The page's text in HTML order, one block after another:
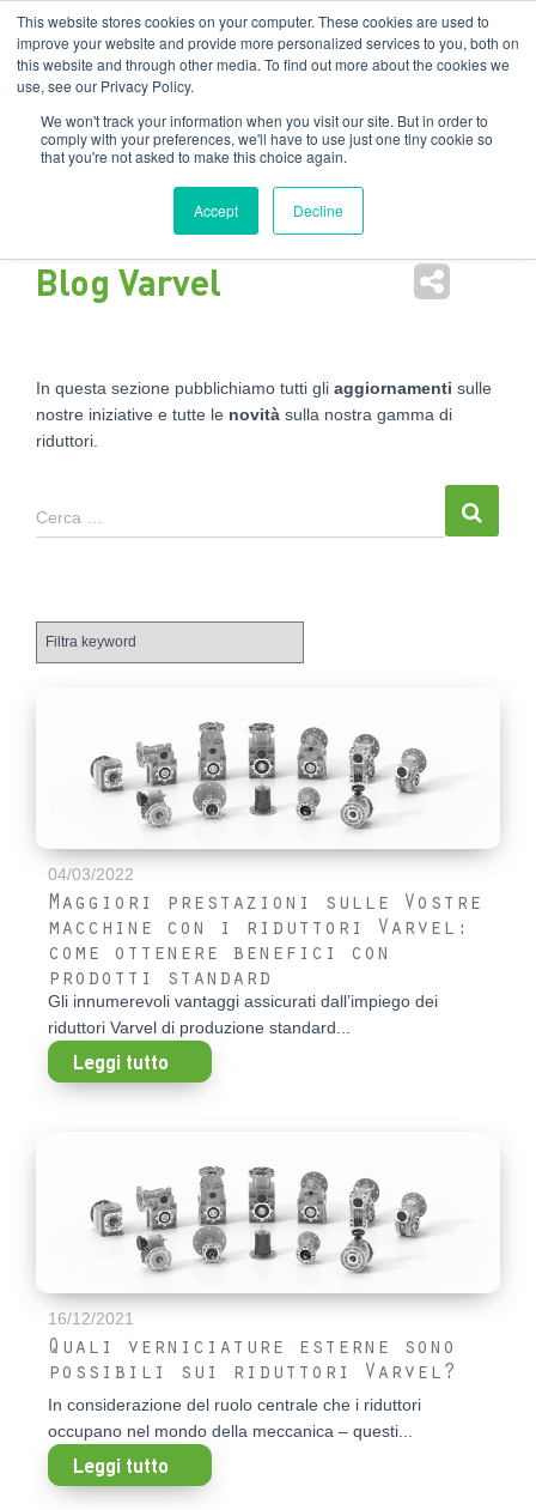
This website stores cookies on your computer. These cookies are used to
improve your website and provide more personalized services to you, both on
this website and through other media. To find out more about the cookies we
use, see our Privacy Policy.
We won't track your information when you visit our site. But in order to
comply with your preferences, we'll have to use just one tiny cookie so
that you're not asked to make this choice again.
Accept Decline
Filiali: India USA EN IT
Blog Varvel
In questa sezione pubblichiamo tutti gli aggiornamenti sulle
nostre iniziative e tutte le novità sulla nostra gamma di
riduttori.
Cerca …
04/03/2022
Maggiori prestazioni sulle Vostre
macchine con i riduttori Varvel:
come ottenere benefici con
prodotti standard
Gli innumerevoli vantaggi assicurati dall’impiego dei
riduttori Varvel di produzione standard...
Leggi tutto
16/12/2021
Quali verniciature esterne sono
possibili sui riduttori Varvel?
In considerazione del ruolo centrale che i riduttori
occupano nel mondo della meccanica – questi...
Leggi tutto